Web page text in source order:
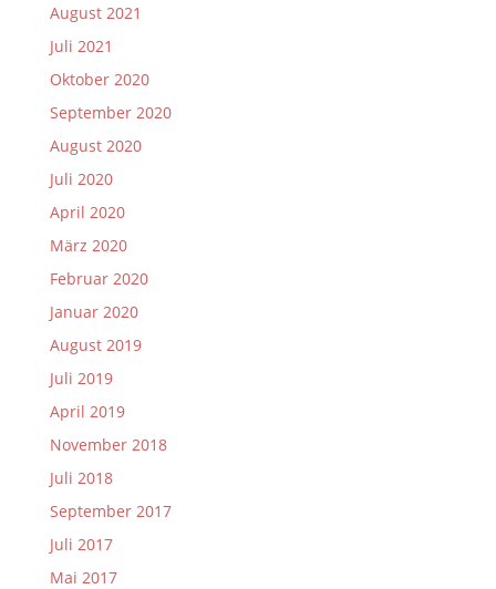
August 2021
Juli 2021
Oktober 2020
September 2020
August 2020
Juli 2020
April 2020
März 2020
Februar 2020
Januar 2020
August 2019
Juli 2019
April 2019
November 2018
Juli 2018
September 2017
Juli 2017
Mai 2017